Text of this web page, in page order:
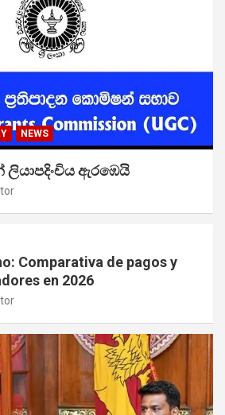
NEWS
ලියාපදිංචිය ඇරඹෙයි
Comparativa de pagos y
en 2026